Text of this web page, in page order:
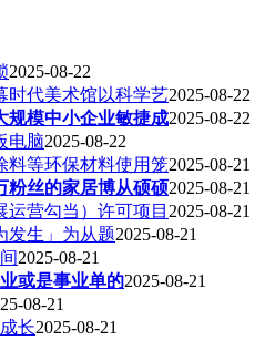
2025-08-22
时代美术馆以科学艺2025-08-22
规模中小企业敏捷成2025-08-22
电脑2025-08-22
料等环保材料使用笼2025-08-21
粉丝的家居博从硕硕2025-08-21
运营勾当）许可项目 2025-08-21
发生」为从题2025-08-21
2025-08-21
或是事业单的2025-08-21
08-21
长2025-08-21